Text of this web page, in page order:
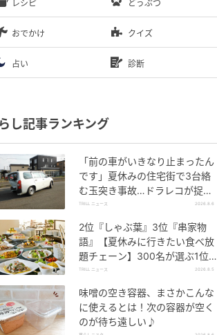
レシピ どうぶつ
おでかけ クイズ
占い 診断
し記事ランキング
「前の車がいきなり止まったん
です」夏休みの住宅街で3台絡
む玉突き事故…ドラレコが捉え
ていた“急ブレーキの理由”
TRILL ニュース 2026.8.6
2位『しゃぶ葉』3位『串家物
語』【夏休みに行きたい食べ放
題チェーン】300名が選ぶ1位
に「満足度が高い」「大人まで
TRILL ニュース 2026.8.5
味噌の空き容器、まさかこんな
に使えるとは！次の容器が空く
のが待ち遠しい♪